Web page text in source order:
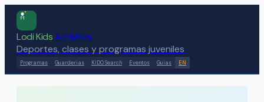
Lodi KidsActivities
Deportes, clases y programas juveniles
Programas Guarderias KIDO Search Eventos Guias EN